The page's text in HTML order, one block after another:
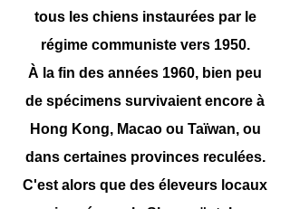
tous les chiens instaurées par le
régime communiste vers 1950.
À la fin des années 1960, bien peu
de spécimens survivaient encore à
Hong Kong, Macao ou Taïwan, ou
dans certaines provinces reculées.
C'est alors que des éleveurs locaux